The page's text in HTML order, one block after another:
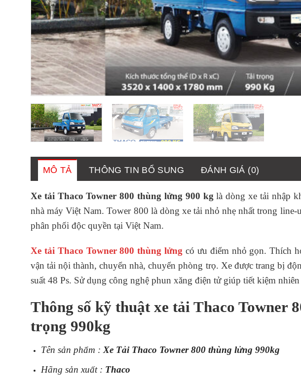
MÔ TẢ THÔNG TIN BỔ SUNG ĐÁNH GIÁ (0)
Xe tải Thaco Towner 800 thùng lửng 900 kg là dòng xe tải nhập
nhà máy Việt Nam. Tower 800 là dòng xe tải nhỏ nhẹ nhất trong line-
phân phối độc quyền tại Việt Nam.
Xe tải Thaco Towner 800 thùng lửng có ưu điểm nhỏ gọn. Thích
vận tải nội thành, chuyển nhà, chuyển phòng trọ. Xe được trang bị
suất 48 Ps. Sử dụng công nghệ phun xăng điện tử giúp tiết kiệm
Thông số kỹ thuật xe tải Thaco Towner
trọng 990kg
Tên sản phẩm :Xe Tải Thaco Towner 800 thùng lửng 990kg
Hãng sản xuất : Thaco